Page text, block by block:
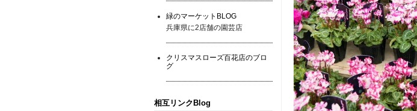
緑のマーケットBLOG
兵庫県に2店舗の園芸店
クリスマスローズ百花店のブロ
グ
相互リンクBlog